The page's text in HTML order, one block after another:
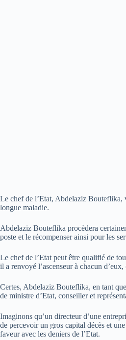
Le chef de l’Etat, Abdelaziz Bouteflika,
longue maladie.
Abdelaziz Bouteflika procèdera
poste et le récompenser ainsi pour les
Le chef de l’Etat peut être qualifié de
il a renvoyé l’ascenseur à chacun
Certes, Abdelaziz Bouteflika, en tant
de ministre d’Etat, conseiller et
Imaginons qu’un directeur d’une
de percevoir un gros capital décès et
faveur avec les deniers de l’Etat.